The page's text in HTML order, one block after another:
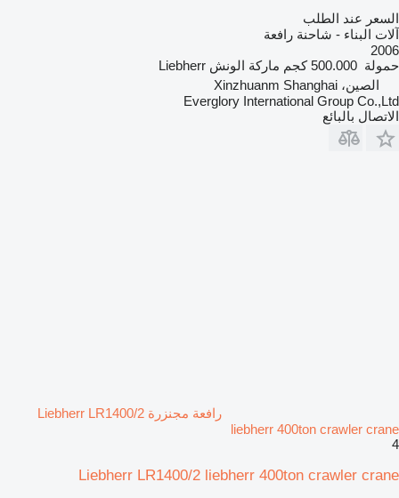
السعر عند الطلب
آلات البناء - شاحنة رافعة
2006
حمولة 500.000 كجم ماركة الونش Liebherr
الصين، Xinzhuanm Shanghai
Everglory International Group Co.,Ltd
الاتصال بالبائع
رافعة مجنزرة Liebherr LR1400/2
liebherr 400ton crawler crane
4
Liebherr LR1400/2 liebherr 400ton crawler crane